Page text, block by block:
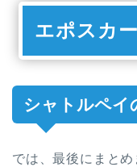
エポスカ
シャトルペイ
では、最後にまとめ